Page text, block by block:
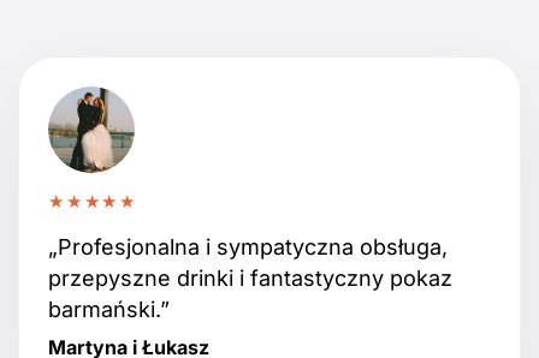
★★★★★
„Profesjonalna i sympatyczna obsługa,
przepyszne drinki i fantastyczny pokaz
barmański.”
Martyna i Łukasz